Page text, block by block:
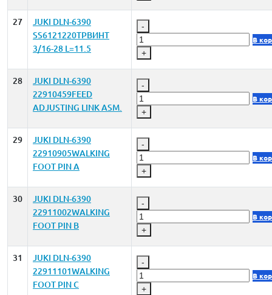
27
JUKI DLN-6390
SS6121220TPВИНТ
3/16-28 L=11.5
-
+
В
28
JUKI DLN-6390
22910459FEED
ADJUSTING LINK ASM.
-
+
В
29
JUKI DLN-6390
22910905WALKING
FOOT PIN A
-
+
В
30
JUKI DLN-6390
22911002WALKING
FOOT PIN B
-
+
В
31
JUKI DLN-6390
22911101WALKING
FOOT PIN C
-
+
В